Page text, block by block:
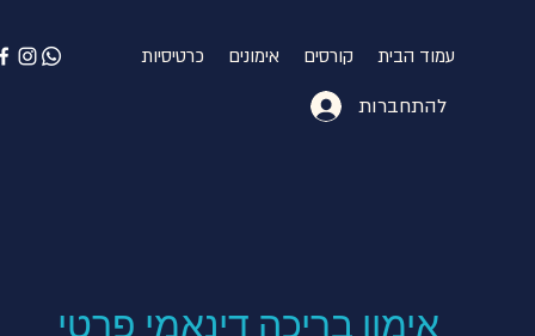
כרטיסיות אימונים קורסים עמוד הבית
להתחברות
אימון בריכה דינאמי פרטי